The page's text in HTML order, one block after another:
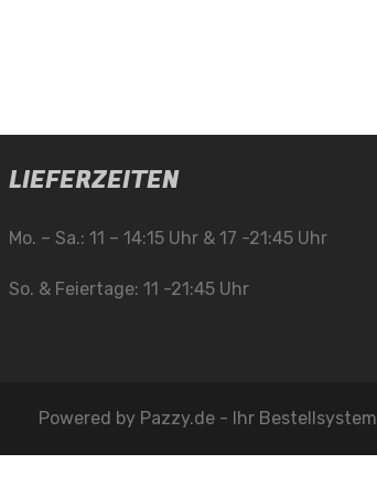
LIEFERZEITEN
Mo. – Sa.: 11 – 14:15 Uhr & 17 -21:45 Uhr
So. & Feiertage: 11 -21:45 Uhr
Powered by Pazzy.de - Ihr Bestellsystem